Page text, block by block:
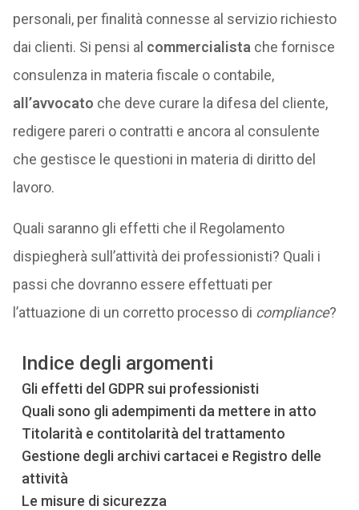
personali, per finalità connesse al servizio richiesto
dai clienti. Si pensi al commercialista che fornisce
consulenza in materia fiscale o contabile,
all’avvocato che deve curare la difesa del cliente,
redigere pareri o contratti e ancora al consulente
che gestisce le questioni in materia di diritto del
lavoro.
Quali saranno gli effetti che il Regolamento
dispiegherà sull’attività dei professionisti? Quali i
passi che dovranno essere effettuati per
l’attuazione di un corretto processo di compliance?
Indice degli argomenti
Gli effetti del GDPR sui professionisti
Quali sono gli adempimenti da mettere in atto
Titolarità e contitolarità del trattamento
Gestione degli archivi cartacei e Registro delle
attività
Le misure di sicurezza